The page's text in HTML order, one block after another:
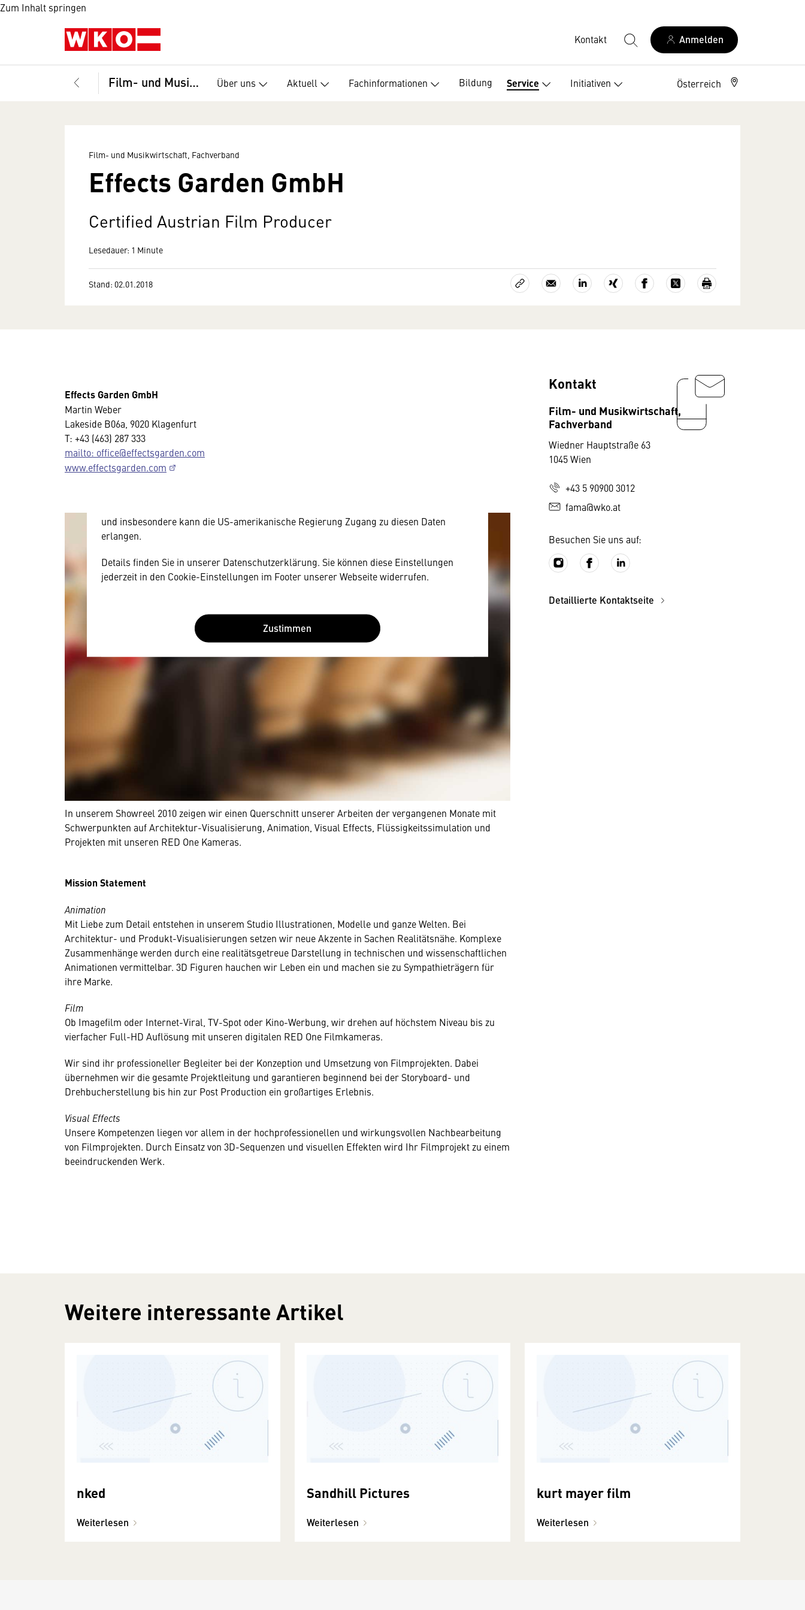
Zum Inhalt springen
Kontakt Anmelden
Film- und Musikwirtschaft, Fachverband Über uns Aktuell Fachinformationen Bildung Service Initiativen Österreich
Film- und Musikwirtschaft, Fachverband
Effects Garden GmbH
Certified Austrian Film Producer
Lesedauer: 1 Minute
Stand: 02.01.2018
Effects Garden GmbH
Martin Weber
Lakeside B06a, 9020 Klagenfurt
T: +43 (463) 287 333
mailto: office@effectsgarden.com
www.effectsgarden.com
Wir benötigen Ihre Zustimmung
Hier würden wir Ihnen gerne einen externen Inhalt anzeigen. Dafür benötigen wir
und insbesondere kann die US-amerikanische Regierung Zugang zu diesen Daten
erlangen.
Details finden Sie in unserer Datenschutzerklärung. Sie können diese Einstellungen
jederzeit in den Cookie-Einstellungen im Footer unserer Webseite widerrufen.
Zustimmen
In unserem Showreel 2010 zeigen wir einen Querschnitt unserer Arbeiten der vergangenen Monate mit
Schwerpunkten auf Architektur-Visualisierung, Animation, Visual Effects, Flüssigkeitssimulation und
Projekten mit unseren RED One Kameras.
Mission Statement
Animation
Mit Liebe zum Detail entstehen in unserem Studio Illustrationen, Modelle und ganze Welten. Bei
Architektur- und Produkt-Visualisierungen setzen wir neue Akzente in Sachen Realitätsnähe. Komplexe
Zusammenhänge werden durch eine realitätsgetreue Darstellung in technischen und wissenschaftlichen
Animationen vermittelbar. 3D Figuren hauchen wir Leben ein und machen sie zu Sympathieträgern für
ihre Marke.
Film
Ob Imagefilm oder Internet-Viral, TV-Spot oder Kino-Werbung, wir drehen auf höchstem Niveau bis zu
vierfacher Full-HD Auflösung mit unseren digitalen RED One Filmkameras.
Wir sind ihr professioneller Begleiter bei der Konzeption und Umsetzung von Filmprojekten. Dabei
übernehmen wir die gesamte Projektleitung und garantieren beginnend bei der Storyboard- und
Drehbucherstellung bis hin zur Post Production ein großartiges Erlebnis.
Visual Effects
Unsere Kompetenzen liegen vor allem in der hochprofessionellen und wirkungsvollen Nachbearbeitung
von Filmprojekten. Durch Einsatz von 3D-Sequenzen und visuellen Effekten wird Ihr Filmprojekt zu einem
beeindruckenden Werk.
Kontakt
Film- und Musikwirtschaft,
Fachverband
Wiedner Hauptstraße 63
1045 Wien
+43 5 90900 3012
fama@wko.at
Besuchen Sie uns auf:
Detaillierte Kontaktseite
Weitere interessante Artikel
nked
Weiterlesen
Sandhill Pictures
Weiterlesen
kurt mayer film
Weiterlesen